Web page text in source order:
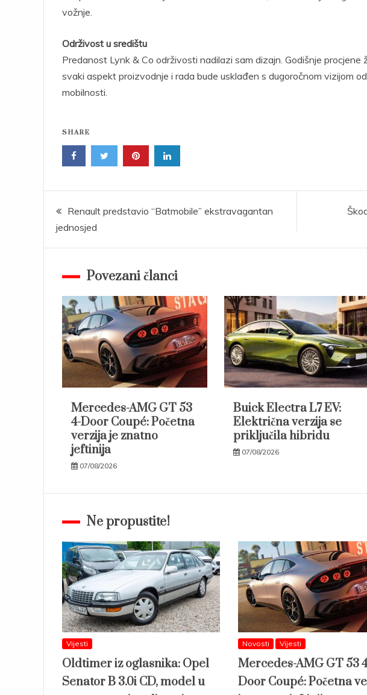
vožnje.
Održivost u središtu
Predanost Lynk & Co održivosti nadilazi sam dizajn. Godišnje procjene
svaki aspekt proizvodnje i rada bude usklađen s dugoročnom vizijom
mobilnosti.
SHARE
Post
navigation
Renault predstavio “Batmobile” ekstravagantan
jednosjed
Povezani članci
Mercedes-AMG GT 53
4-Door Coupé: Početna
verzija je znatno
jeftinija
07/08/2026
Buick Electra L7 EV:
Električna verzija se
priključila hibridu
07/08/2026
Ne propustite!
Vijesti
Oldtimer iz oglasnika: Opel
Senator B 3.0i CD, model u
Novosti Vijesti
Mercedes-AMG GT 53
Door Coupé: Početna